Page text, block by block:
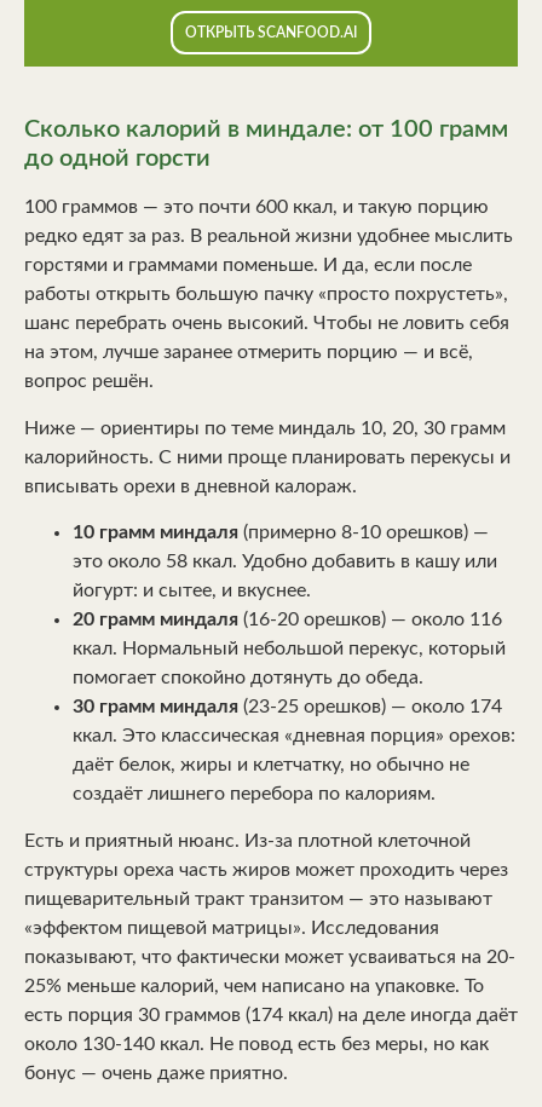
ОТКРЫТЬ SCANFOOD.AI
Сколько калорий в миндале: от 100 грамм
до одной горсти
100 граммов — это почти 600 ккал, и такую порцию
редко едят за раз. В реальной жизни удобнее мыслить
горстями и граммами поменьше. И да, если после
работы открыть большую пачку «просто похрустеть»,
шанс перебрать очень высокий. Чтобы не ловить себя
на этом, лучше заранее отмерить порцию — и всё,
вопрос решён.
Ниже — ориентиры по теме миндаль 10, 20, 30 грамм
калорийность. С ними проще планировать перекусы и
вписывать орехи в дневной калораж.
10 грамм миндаля (примерно 8-10 орешков) —
это около 58 ккал. Удобно добавить в кашу или
йогурт: и сытее, и вкуснее.
20 грамм миндаля (16-20 орешков) — около 116
ккал. Нормальный небольшой перекус, который
помогает спокойно дотянуть до обеда.
30 грамм миндаля (23-25 орешков) — около 174
ккал. Это классическая «дневная порция» орехов:
даёт белок, жиры и клетчатку, но обычно не
создаёт лишнего перебора по калориям.
Есть и приятный нюанс. Из-за плотной клеточной
структуры ореха часть жиров может проходить через
пищеварительный тракт транзитом — это называют
«эффектом пищевой матрицы». Исследования
показывают, что фактически может усваиваться на 20-
25% меньше калорий, чем написано на упаковке. То
есть порция 30 граммов (174 ккал) на деле иногда даёт
около 130-140 ккал. Не повод есть без меры, но как
бонус — очень даже приятно.